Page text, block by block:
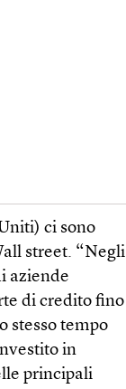
ci sono
street. “Negli
aziende
di credito fino
stesso tempo
in
principali